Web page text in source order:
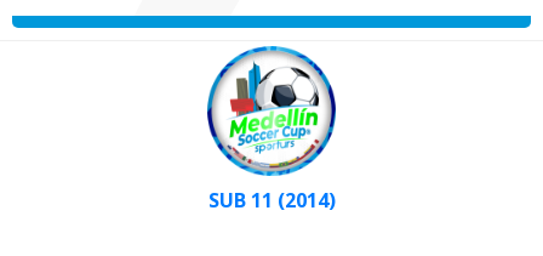
SUB 11 (2014)